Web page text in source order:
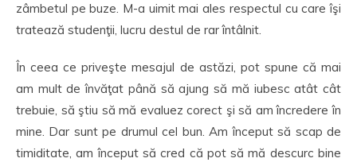
zâmbetul pe buze. M-a uimit mai ales respectul cu care îşi
tratează studenţii, lucru destul de rar întâlnit.
În ceea ce priveşte mesajul de astăzi, pot spune că mai
am mult de învăţat până să ajung să mă iubesc atât cât
trebuie, să ştiu să mă evaluez corect şi să am încredere în
mine. Dar sunt pe drumul cel bun. Am început să scap de
timiditate, am început să cred că pot să mă descurc bine